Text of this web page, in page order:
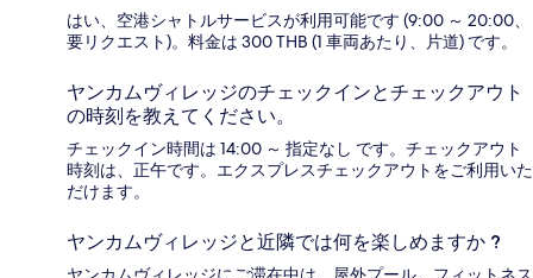
はい、空港シャトルサービスが利用可能です (9:00 ～ 20:00、
要リクエスト)。料金は 300 THB (1 車両あたり、片道) です。
ヤンカムヴィレッジのチェックインとチェックアウト
の時刻を教えてください。
チェックイン時間は 14:00 ～ 指定なし です。チェックアウト
時刻は、正午です。エクスプレスチェックアウトをご利用いた
だけます。
ヤンカムヴィレッジと近隣では何を楽しめますか ?